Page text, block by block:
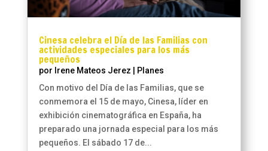
Cinesa celebra el Día de las Familias con
actividades especiales para los más
pequeños
por Irene Mateos Jerez
Planes
Con motivo del Día de las Familias, que se
conmemora el 15 de mayo, Cinesa, líder en
exhibición cinematográfica en España, ha
preparado una jornada especial para los más
pequeños. El sábado 17 de...